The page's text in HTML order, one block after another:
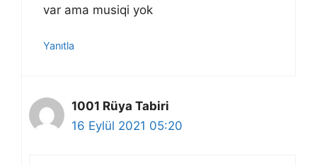
var ama musiqi yok
Yanıtla
1001 Rüya Tabiri
16 Eylül 2021 05:20